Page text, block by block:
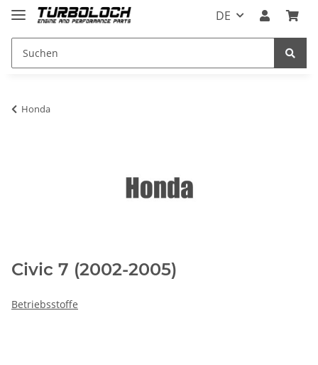
DE
Honda
Civic 7 (2002-2005)
Betriebsstoffe